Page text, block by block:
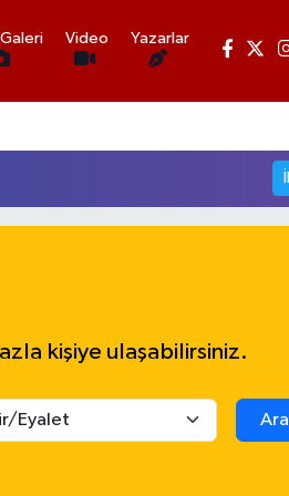
Video Yazarlar
kişiye ulaşabilirsiniz.
Ara